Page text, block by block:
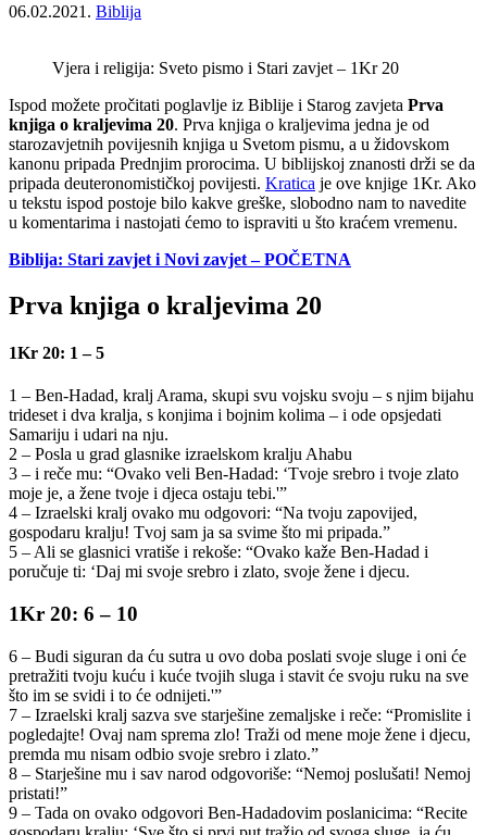
06.02.2021. Biblija
Vjera i religija: Sveto pismo i Stari zavjet – 1Kr 20
Ispod možete pročitati poglavlje iz Biblije i Starog zavjeta Prva
knjiga o kraljevima 20. Prva knjiga o kraljevima jedna je od
starozavjetnih povijesnih knjiga u Svetom pismu, a u židovskom
kanonu pripada Prednjim prorocima. U biblijskoj znanosti drži se da
pripada deuteronomističkoj povijesti. Kratica je ove knjige 1Kr. Ako
u tekstu ispod postoje bilo kakve greške, slobodno nam to navedite
u komentarima i nastojati ćemo to ispraviti u što kraćem vremenu.
Biblija: Stari zavjet i Novi zavjet – POČETNA
Prva knjiga o kraljevima 20
1Kr 20: 1 – 5
1 – Ben-Hadad, kralj Arama, skupi svu vojsku svoju – s njim bijahu
trideset i dva kralja, s konjima i bojnim kolima – i ode opsjedati
Samariju i udari na nju.
2 – Posla u grad glasnike izraelskom kralju Ahabu
3 – i reče mu: “Ovako veli Ben-Hadad: ‘Tvoje srebro i tvoje zlato
moje je, a žene tvoje i djeca ostaju tebi.'”
4 – Izraelski kralj ovako mu odgovori: “Na tvoju zapovijed,
gospodaru kralju! Tvoj sam ja sa svime što mi pripada.”
5 – Ali se glasnici vratiše i rekoše: “Ovako kaže Ben-Hadad i
poručuje ti: ‘Daj mi svoje srebro i zlato, svoje žene i djecu.
1Kr 20: 6 – 10
6 – Budi siguran da ću sutra u ovo doba poslati svoje sluge i oni će
pretražiti tvoju kuću i kuće tvojih sluga i stavit će svoju ruku na sve
što im se svidi i to će odnijeti.'”
7 – Izraelski kralj sazva sve starješine zemaljske i reče: “Promislite i
pogledajte! Ovaj nam sprema zlo! Traži od mene moje žene i djecu,
premda mu nisam odbio svoje srebro i zlato.”
8 – Starješine mu i sav narod odgovoriše: “Nemoj poslušati! Nemoj
pristati!”
9 – Tada on ovako odgovori Ben-Hadadovim poslanicima: “Recite